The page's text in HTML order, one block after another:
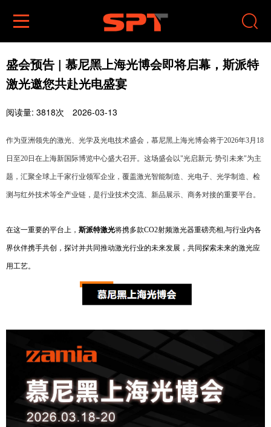
 
盛会预告 | 慕尼黑上海光博会即将启幕，斯派特
激光邀您共赴光电盛宴
阅读量: 3818次 2026-03-13
作为亚洲领先的激光、光学及光电技术盛会，慕尼黑上海光博会将于2026年3月18
日至20日在上海新国际博览中心盛大召开。这场盛会以"光启新元·势引未来"为主
题，汇聚全球上千家行业领军企业，覆盖激光智能制造、光电子、光学制造、检
测与红外技术等全产业链，是行业技术交流、新品展示、商务对接的重要平台。
在这一重要的平台上， 斯派特激光将携多款CO2射频激光器重磅亮相,与行业内各
界伙伴携手共创，探讨并共同推动激光行业的未来发展，共同探索未来的激光应
用工艺。